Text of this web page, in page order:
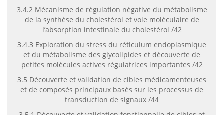
3.4.2 Mécanisme de régulation négative du métabolisme
de la synthèse du cholestérol et voie moléculaire de
l’absorption intestinale du cholestérol /42
3.4.3 Exploration du stress du réticulum endoplasmique
et du métabolisme des glycolipides et découverte de
petites molécules actives régulatrices importantes /42
3.5 Découverte et validation de cibles médicamenteuses
et de composés principaux basés sur les processus de
transduction de signaux /44